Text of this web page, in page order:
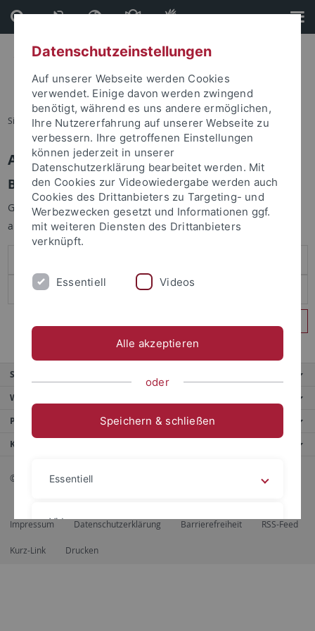
Direkt
zum
Inhalt
Direkt
zur
Fußleiste
Sie sind hier: Startseite
Anmelden
Benutzeranmeldung
Geben Sie Ihren Benutzernamen und Ihr Passwort an um sich
anzumelden:
Service
Weitere Angebote
Portale
Kontaktinfo
© 2026 Eberhard Karls Universität Tübingen, Tübingen
Impressum Datenschutzerklärung Barrierefreiheit RSS-Feed
Kurz-Link Drucken
Datenschutzeinstellungen
Auf unserer Webseite werden Cookies
verwendet. Einige davon werden zwingend
benötigt, während es uns andere ermöglichen,
Ihre Nutzererfahrung auf unserer Webseite zu
verbessern. Ihre getroffenen Einstellungen
können jederzeit in unserer
Datenschutzerklärung bearbeitet werden. Mit
den Cookies zur Videowiedergabe werden auch
Cookies des Drittanbieters zu Targeting- und
Werbezwecken gesetzt und Informationen ggf.
mit weiteren Diensten des Drittanbieters
verknüpft.
Essentiell Videos
Alle akzeptieren
oder
Speichern & schließen
Essentiell
Videos